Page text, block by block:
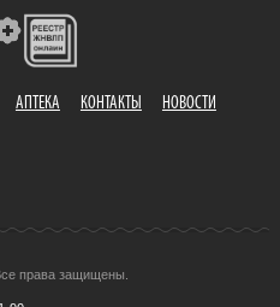
АПТЕКА КОНТАКТЫ НОВОСТИ
права защищены.